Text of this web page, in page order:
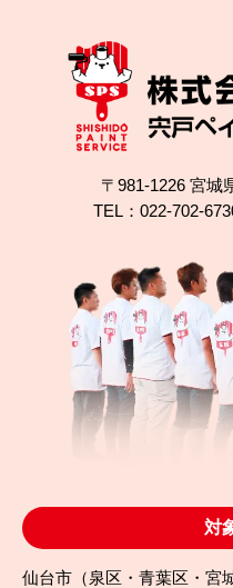
2025.10.04
ガルバリウム屋根は塗
塗装事例
〒981-1226 宮城
TEL：022-702-
対
仙台市（泉区・青葉区・宮